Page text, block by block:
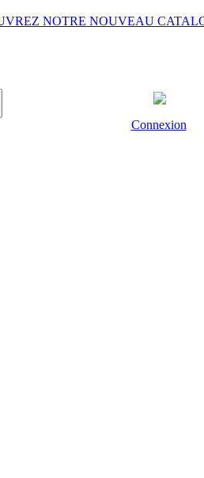
NOTRE NOUVEAU
Connexion